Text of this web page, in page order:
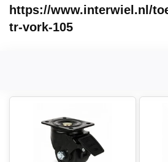
https://www.interwiel.nl/
tr-vork-105